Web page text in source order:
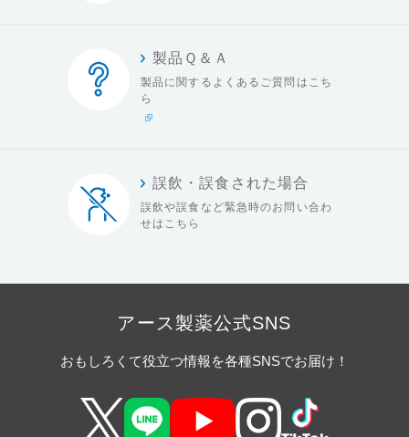
製品Ｑ＆Ａ
製品に関するよくある ご質問はこち
ら
誤飲・誤食された場合
誤飲や誤食など緊急時のお問い合わ
せはこちら
アース製薬公式SNS
おもしろくて役立つ情報を各種SNSでお届け！